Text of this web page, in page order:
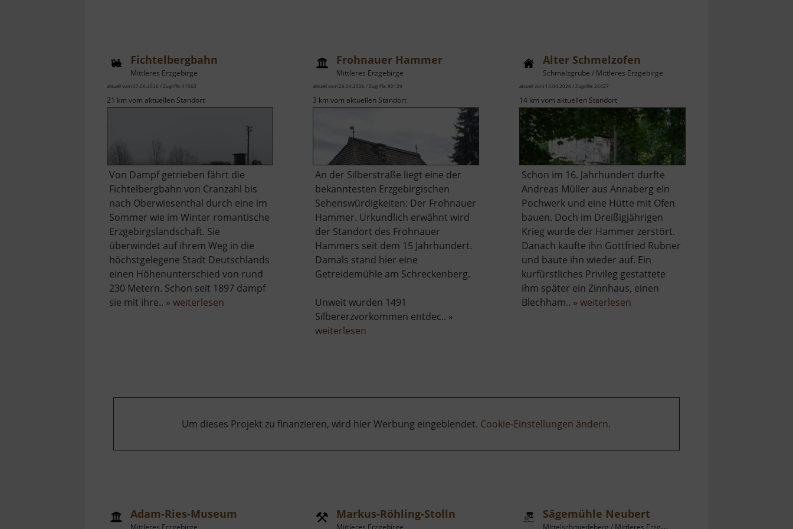
Fichtelbergbahn
Mittleres Erzgebirge
aktuell vom 07.06.2026 / Zugriffe: 41563
21 km vom aktuellen Standort
Von Dampf getrieben fährt die
Fichtelbergbahn von Cranzahl bis
nach Oberwiesenthal durch eine im
Sommer wie im Winter romantische
Erzgebirgslandschaft. Sie
überwindet auf ihrem Weg in die
höchstgelegene Stadt Deutschlands
einen Höhenunterschied von rund
230 Metern. Schon seit 1897 dampf
sie mit ihre.. » weiterlesen
Frohnauer Hammer
Mittleres Erzgebirge
aktuell vom 26.04.2026 / Zugriffe: 80129
3 km vom aktuellen Standort
An der Silberstraße liegt eine der
bekanntesten Erzgebirgischen
Sehenswürdigkeiten: Der Frohnauer
Hammer. Urkundlich erwähnt wird
der Standort des Frohnauer
Hammers seit dem 15 Jahrhundert.
Damals stand hier eine
Getreidemühle am Schreckenberg.
Unweit wurden 1491
Silbererzvorkommen entdec.. »
weiterlesen
Alter Schmelzofen
Schmalzgrube / Mittleres Erzgebirge
aktuell vom 13.04.2026 / Zugriffe: 26427
14 km vom aktuellen Standort
Schon im 16. Jahrhundert durfte
Andreas Müller aus Annaberg ein
Pochwerk und eine Hütte mit Ofen
bauen. Doch im Dreißigjährigen
Krieg wurde der Hammer zerstört.
Danach kaufte ihn Gottfried Rubner
und baute ihn wieder auf. Ein
kurfürstliches Privileg gestattete
ihm später ein Zinnhaus, einen
Blechham.. » weiterlesenüber
Um dieses Projekt zu finanzieren, wird hier Werbung eingeblendet. Cookie-Einstellungen ändern.
Adam-Ries-Museum
Mittleres Erzgebirge
Markus-Röhling-Stolln
Mittleres Erzgebirge
Sägemühle Neubert
Mittelschmiedeberg / Mittleres Erzgebirge